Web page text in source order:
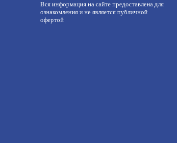
Вся информация на сайте предоставлена для
ознакомления и не является публичной
офертой